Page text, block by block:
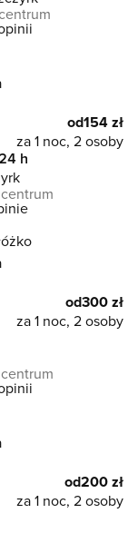
od154 zł
za 1 noc, 2 osoby
h
od300 zł
za 1 noc, 2 osoby
od200 zł
za 1 noc, 2 osoby